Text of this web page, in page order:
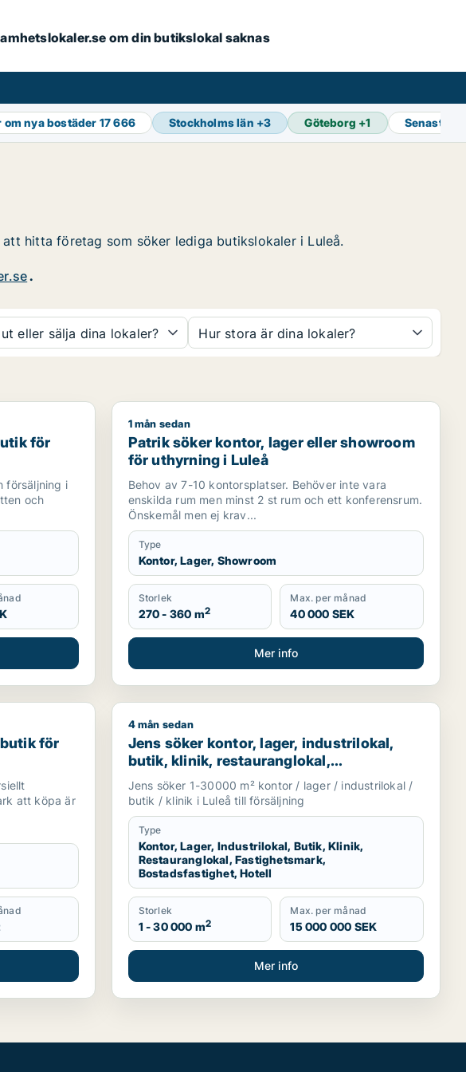
om din butikslokal saknas
nya bostäder 17 666 Stockholms län +3 Göteborg +1 Senaste
hitta företag som söker lediga butikslokaler i Luleå.
.
eller sälja dina lokaler? Hur stora är dina lokaler?
uthyrning i Luleå
för
försäljning i
och
Patrik söker kontor, lager eller showroom för
1 mån sedan
Patrik söker kontor, lager eller showroom
för uthyrning i Luleå
Behov av 7-10 kontorsplatser. Behöver inte vara
enskilda rum men minst 2 st rum och ett konferensrum.
Önskemål men ej krav...
Type
Kontor, Lager, Showroom
Storlek
270 - 360 m2
Max. per månad
40 000 SEK
Mer info
för uthyrning i Luleå
för
att köpa är
Jens söker kontor, lager, industrilokal, butik, klinik,
4 mån sedan
Jens söker kontor, lager, industrilokal,
butik, klinik, restauranglokal,
fastighetsmark, bostadsfastighet eller
hotell till salu i Luleå
Jens söker 1-30000 m² kontor / lager / industrilokal /
butik / klinik i Luleå till försäljning
Type
Kontor, Lager, Industrilokal, Butik, Klinik,
Restauranglokal, Fastighetsmark,
Bostadsfastighet, Hotell
Storlek
1 - 30 000 m2
Max. per månad
15 000 000 SEK
Mer info